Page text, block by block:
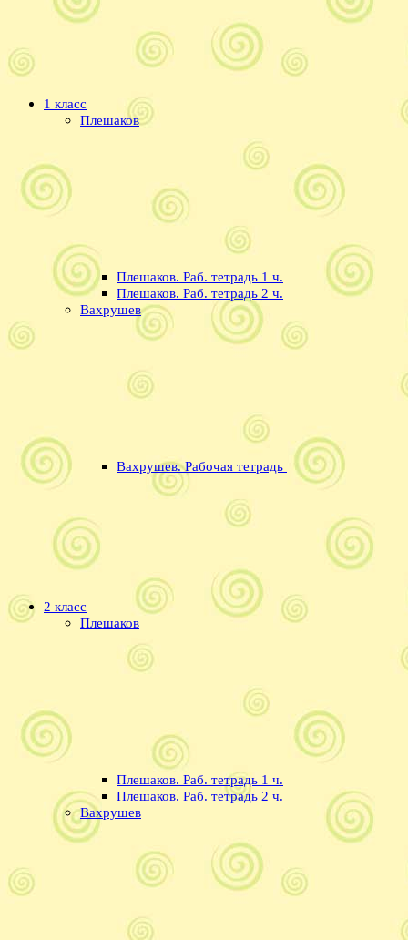
1 класс
Плешаков
Плешаков. Раб. тетрадь 1 ч.
Плешаков. Раб. тетрадь 2 ч.
Вахрушев
Вахрушев. Рабочая тетрадь
2 класс
Плешаков
Плешаков. Раб. тетрадь 1 ч.
Плешаков. Раб. тетрадь 2 ч.
Вахрушев